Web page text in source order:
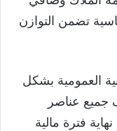
تضمن التوازن
العمومية بشكل
جميع عناصر
فترة مالية